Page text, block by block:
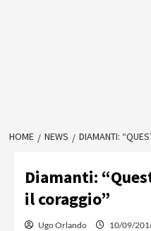
HOME NEWS DIAMANTI:
Diamanti:
il coraggio”
Ugo Orlando 10/09/